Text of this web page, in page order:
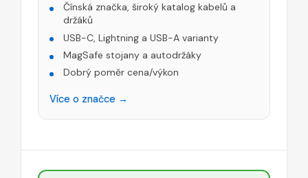
Čínská značka, široký katalog kabelů a
držáků
USB-C, Lightning a USB-A varianty
MagSafe stojany a autodržáky
Dobrý poměr cena/výkon
Více o značce →